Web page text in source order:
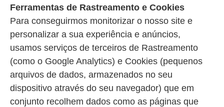
Ferramentas de Rastreamento e Cookies
Para conseguirmos monitorizar o nosso site e
personalizar a sua experiência e anúncios,
usamos serviços de terceiros de Rastreamento
(como o Google Analytics) e Cookies (pequenos
arquivos de dados, armazenados no seu
dispositivo através do seu navegador) que em
conjunto recolhem dados como as páginas que